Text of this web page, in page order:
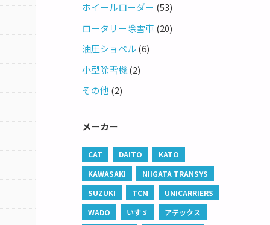
ホイールローダー (53)
ロータリー除雪車 (20)
油圧ショベル (6)
小型除雪機 (2)
その他 (2)
メーカー
CAT DAITO
KATO
KAWASAKI
NIIGATA TRANSYS
SUZUKI
TCM
UNICARRIERS
WADO
いすゞ
アテックス